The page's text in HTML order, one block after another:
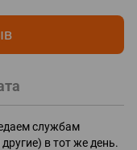
службам
в тот же день.